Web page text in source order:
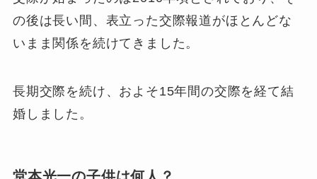
の後は長い間、表立った交際報道がほとんどな
いまま関係を続けてきました。
長期交際を続け、およそ15年間の交際を経て結
婚しました。